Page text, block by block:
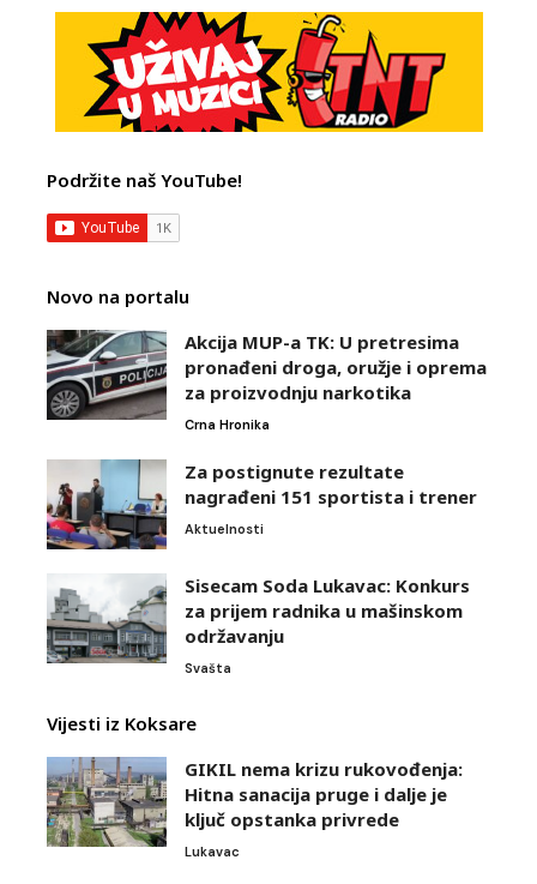
Podržite naš YouTube!
Novo na portalu
Akcija MUP-a TK: U pretresima
pronađeni droga, oružje i oprema
za proizvodnju narkotika
Crna Hronika
Za postignute rezultate
nagrađeni 151 sportista i trener
Aktuelnosti
Sisecam Soda Lukavac: Konkurs
za prijem radnika u mašinskom
održavanju
Svašta
Vijesti iz Koksare
GIKIL nema krizu rukovođenja:
Hitna sanacija pruge i dalje je
ključ opstanka privrede
Lukavac